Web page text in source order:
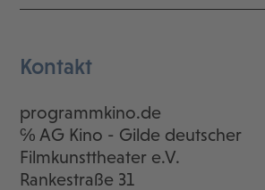
Kontakt
programmkino.de
℅ AG Kino - Gilde deutscher
Filmkunsttheater e.V.
Rankestraße 31